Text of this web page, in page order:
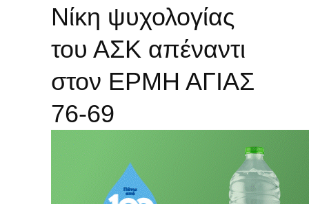
Nίκη ψυχολογίας
του ΑΣΚ απέναντι
στον ΕΡΜΗ ΑΓΙΑΣ
76-69